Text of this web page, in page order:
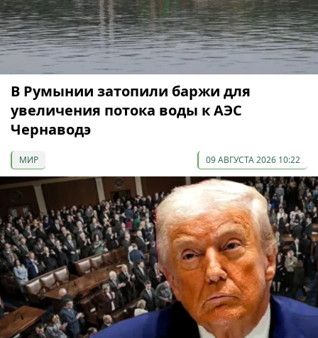
В Румынии затопили баржи для
увеличения потока воды к АЭС
Чернаводэ
МИР 09 АВГУСТА 2026 10:22